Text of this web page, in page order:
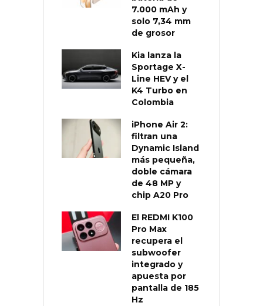
7.000 mAh y
solo 7,34 mm
de grosor
Kia lanza la
Sportage X-
Line HEV y el
K4 Turbo en
Colombia
iPhone Air 2:
filtran una
Dynamic Island
más pequeña,
doble cámara
de 48 MP y
chip A20 Pro
El REDMI K100
Pro Max
recupera el
subwoofer
integrado y
apuesta por
pantalla de 185
Hz